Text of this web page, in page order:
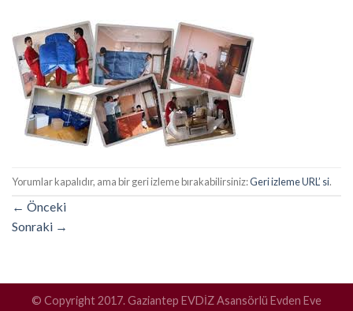
Yorumlar kapalıdır, ama bir geri izleme bırakabilirsiniz:Geri izleme URL’ si.
← Önceki
Sonraki →
© Copyright 2017. Gaziantep EVDİZ Asansörlü Evden Eve